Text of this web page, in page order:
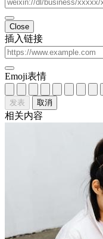
Close
插入链接
Emoji表情
发表 取消
相关内容